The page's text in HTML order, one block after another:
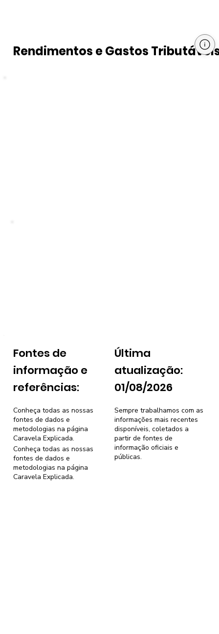
Rendimentos e Gastos
Fontes de
informação e
referências:
Última
atualização:
01/08/2026
Sempre trabalhamos com as
informações mais recentes
disponíveis, coletados a
partir de fontes de
informação oficiais e
públicas.
Conheça todas as nossas
fontes de dados e
metodologias na página
Caravela Explicada.
Conheça todas as nossas
fontes de dados e
metodologias na página
Caravela Explicada.